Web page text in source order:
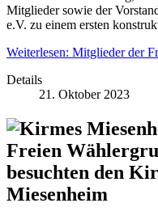
Mitglieder sowie der
e.V. zu einem ersten
Weiterlesen: Mitglieder der
Details
21. Oktober 2023
Freien
besuchten den
Miesenheim